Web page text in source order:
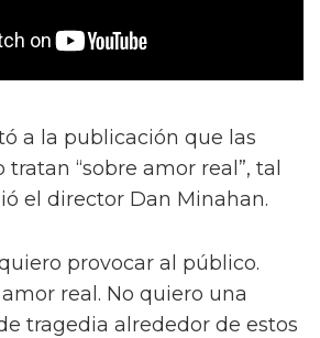
a la publicación que las
tratan “sobre amor real”, tal
el director Dan Minahan.
provocar al público.
real. No quiero una
tragedia alrededor de estos